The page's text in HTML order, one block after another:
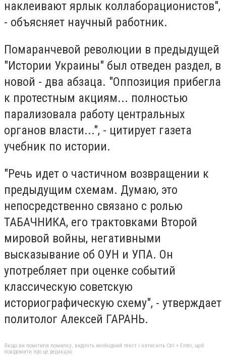
наклеивают ярлык коллаборационистов",
- объясняет научный работник.
Помаранчевой революции в предыдущей
"Истории Украины" был отведен раздел, в
новой - два абзаца. "Оппозиция прибегла
к протестным акциям... полностью
парализовала работу центральных
органов власти...", - цитирует газета
учебник по истории.
"Речь идет о частичном возвращении к
предыдущим схемам. Думаю, это
непосредственно связано с ролью
ТАБАЧНИКА, его трактовками Второй
мировой войны, негативными
высказывание об ОУН и УПА. Он
употребляет при оценке событий
классическую советскую
историографическую схему", - утверждает
политолог Алексей ГАРАНЬ.
Якщо ви помітили помилку, виділіть необхідний текст і натисніть Ctrl + Enter, щоб
повідомити про це редакцію